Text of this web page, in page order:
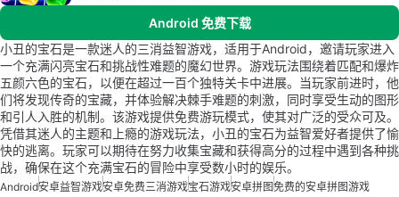
Android 免费下载
小丑的宝石是一款迷人的三消益智游戏，适用于Android，邀请玩家进入
一个充满闪亮宝石和挑战性难题的魔幻世界。游戏玩法围绕着匹配和爆炸
五颜六色的宝石，以便在超过一百个独特关卡中进展。当玩家前进时，他
们将发现传奇的宝藏，并体验解决棘手难题的刺激，同时享受生动的图形
和引人入胜的机制。该游戏提供免费游玩模式，使其对广泛的受众可及。
凭借其迷人的主题和上瘾的游戏玩法，小丑的宝石为益智爱好者提供了愉
快的逃离。玩家可以期待在努力收集宝藏和获得高分的过程中遇到各种挑
战，确保在这个充满宝石的冒险中享受数小时的娱乐。
Android安卓益智游戏安卓免费三消游戏宝石游戏安卓拼图免费的安卓拼图游戏